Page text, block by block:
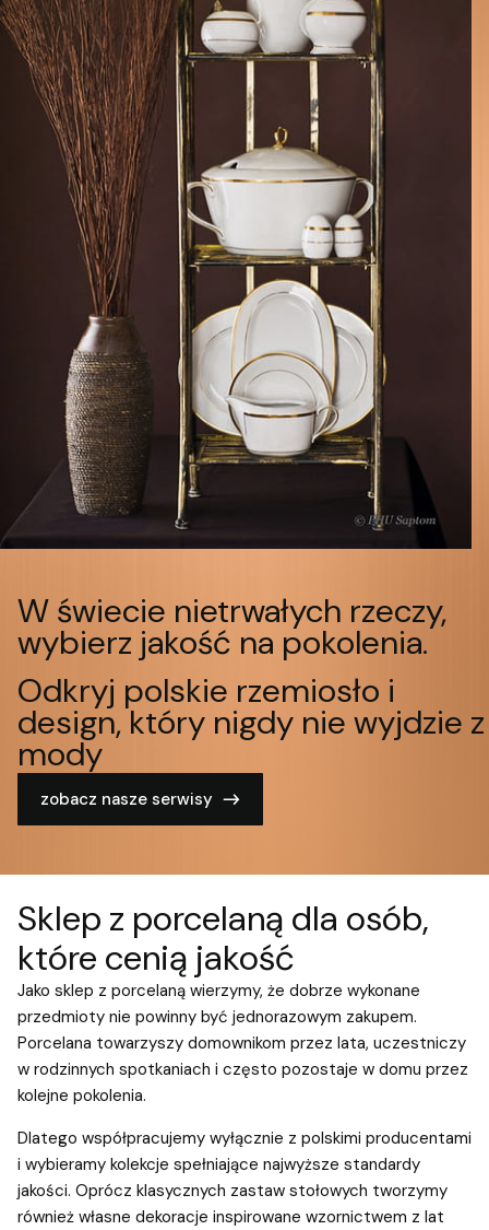
W świecie nietrwałych rzeczy,
wybierz jakość na pokolenia.
Odkryj polskie rzemiosło i
design, który nigdy nie wyjdzie z
mody
zobacz nasze serwisy
Sklep z porcelaną dla osób,
które cenią jakość
Jako sklep z porcelaną wierzymy, że dobrze wykonane
przedmioty nie powinny być jednorazowym zakupem.
Porcelana towarzyszy domownikom przez lata, uczestniczy
w rodzinnych spotkaniach i często pozostaje w domu przez
kolejne pokolenia.
Dlatego współpracujemy wyłącznie z polskimi producentami
i wybieramy kolekcje spełniające najwyższe standardy
jakości. Oprócz klasycznych zastaw stołowych tworzymy
również własne dekoracje inspirowane wzornictwem z lat